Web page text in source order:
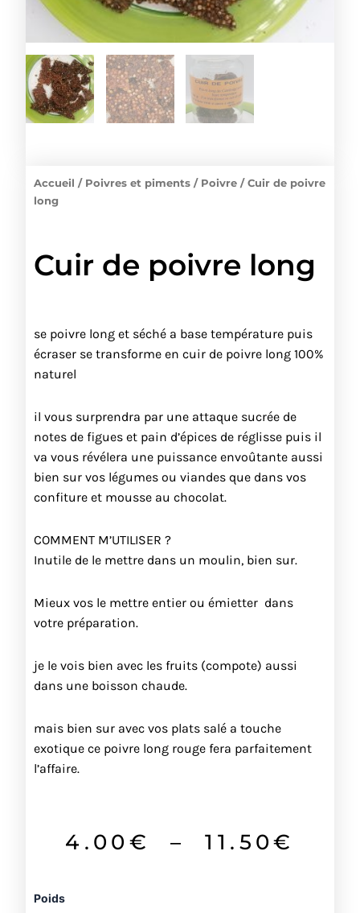
Accueil / Poivres et piments / Poivre / Cuir de poivre
long
Cuir de poivre long
se poivre long et séché a base température puis
écraser se transforme en cuir de poivre long 100%
naturel
il vous surprendra par une attaque sucrée de
notes de figues et pain d’épices de réglisse puis il
va vous révélera une puissance envoûtante aussi
bien sur vos légumes ou viandes que dans vos
confiture et mousse au chocolat.
COMMENT M’UTILISER ?
Inutile de le mettre dans un moulin, bien sur.
Mieux vos le mettre entier ou émietter dans
votre préparation.
je le vois bien avec les fruits (compote) aussi
dans une boisson chaude.
mais bien sur avec vos plats salé a touche
exotique ce poivre long rouge fera parfaitement
l’affaire.
4.00 € – 11.50€
Poids
quantité